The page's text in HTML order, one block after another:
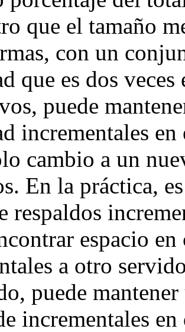
que el tamaño
con un
que es dos
puede
incrementales
cambio a un
En la práctica,
respaldos
espacio
a otro
puede
incrementales